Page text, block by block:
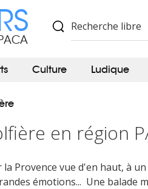
Culture Ludique
en région
Provence vue d'en haut, à
émotions... Une balade